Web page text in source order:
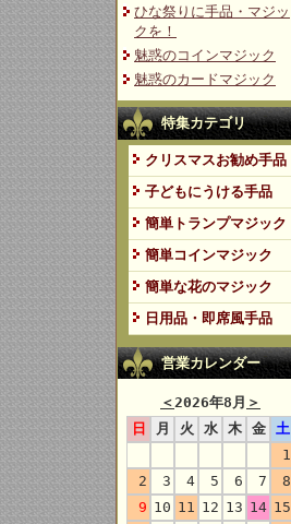
ひな祭りに手品・マジッ
クを！
魅惑のコインマジック
魅惑のカードマジック
特集カテゴリ
クリスマスお勧め手品
子どもにうける手品
簡単トランプマジック
簡単コインマジック
簡単な花のマジック
日用品・即席風手品
営業カレンダー
＜2026年8月 ＞
日
月 火 水 木 金
土
1
2
3 4 5 6 7
8
9 10 11 12 13 14 15